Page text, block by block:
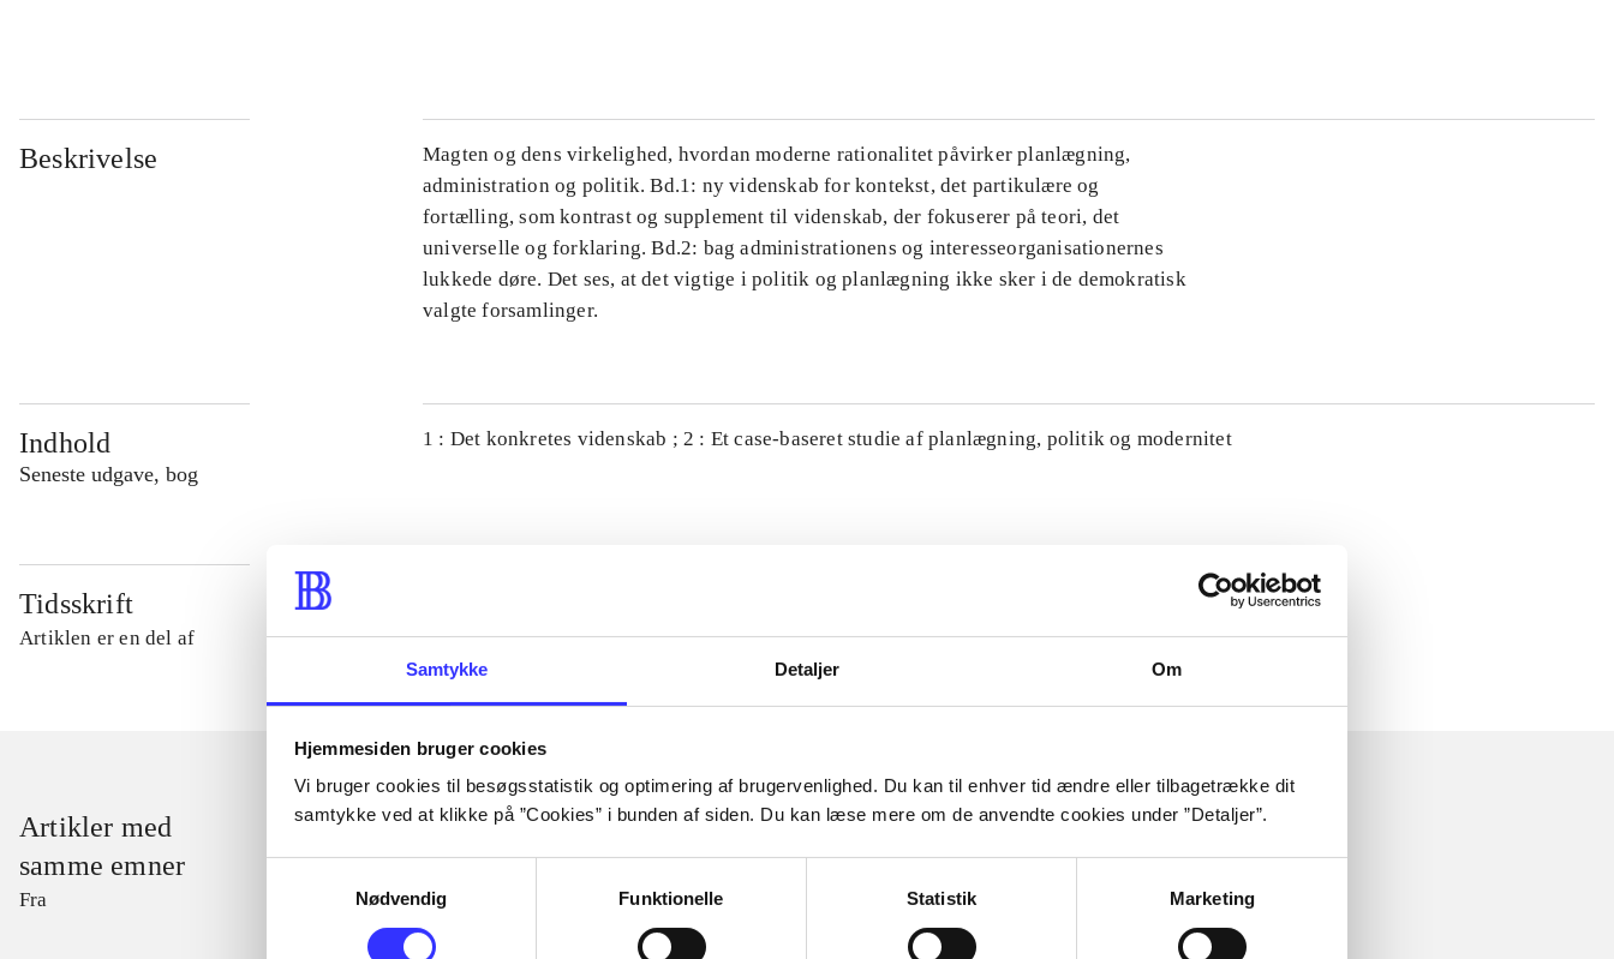
Samtykke Detaljer Om
Hjemmesiden bruger cookies
Vi bruger cookies til besøgsstatistik og optimering af brugervenlighed. Du kan til enhver tid ændre eller tilbagetrække dit
samtykke ved at klikke på ”Cookies” i bunden af siden. Du kan læse mere om de anvendte cookies under ”Detaljer”.
Nødvendig
Funktionelle Statistik Marketing
Beskrivelse
Magten og dens virkelighed, hvordan moderne rationalitet påvirker planlægning,
administration og politik. Bd.1: ny videnskab for kontekst, det partikulære og
fortælling, som kontrast og supplement til videnskab, der fokuserer på teori, det
universelle og forklaring. Bd.2: bag administrationens og interesseorganisationernes
lukkede døre. Det ses, at det vigtige i politik og planlægning ikke sker i de demokratisk
valgte forsamlinger.
Indhold
Seneste udgave, bog
1 : Det konkretes videnskab ; 2 : Et case-baseret studie af planlægning, politik og modernitet
Tidsskrift
Artiklen er en del af
Artikler med
samme emner
Fra